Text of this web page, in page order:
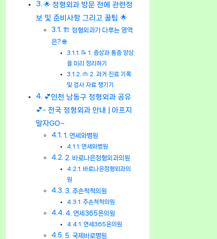
🌟 정형외과 방문 전에 관련정
보 및 준비사항 그리고 꿀팁 🌟
🏗 정형외과가 다루는 영역
은? 🌐
📝 1. 증상과 통증 양상
을 미리 정리하기
👜 2. 과거 진료 기록
및 검사 자료 챙기기
💕인천 남동구 정형외과 공유
💕- 전국 정형외과 안내 | 아프지
말자GO~
1. 연세와병원
연세와병원
2. 바로나은정형외과의원
바로나은정형외과의
원
3. 주손척척의원
주손척척의원
4. 연세365온의원
연세365온의원
5. 국제바로병원